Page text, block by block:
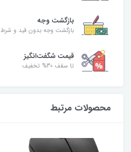
بازگشت وجه
بازگشت وجه بدون قید و شرط
قیمت شگفت‌انگیز
تا سقف 30% تخفیف
محصولات مرتبط